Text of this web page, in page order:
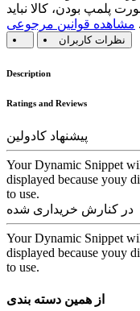
پلمپ بودن، کالا نباید
مشاهده قوانین مرجوعی
نظرات کاربران
Description
Ratings and Reviews
پیشنهاد کادولین
Your Dynamic Snippet
displayed because youy
to use.
در کنارش خریداری شده
Your Dynamic Snippet
displayed because youy
to use.
از همین دسته بندی